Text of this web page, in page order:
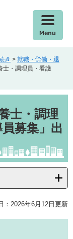
き > 就職・労働・退
士・調理員・看護
士・調理
募集」出
：2026年6月12日更新